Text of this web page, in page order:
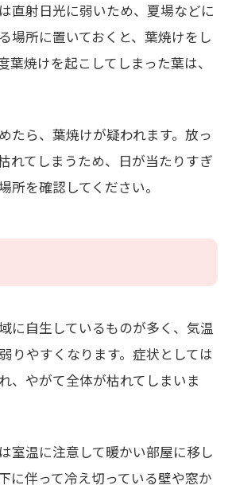
直射日光に弱いため、夏場などに
場所に置いておくと、葉焼けをし
葉焼けを起こしてしまった葉は、
たら、葉焼けが疑われます。放っ
れてしまうため、日が当たりすぎ
所を確認してください。
に自生しているものが多く、気温
りやすくなります。症状としては
、やがて全体が枯れてしまいま
室温に注意して暖かい部屋に移し
に伴って冷え切っている壁や窓か